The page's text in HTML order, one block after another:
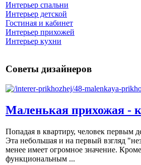
Интерьер спальни
Интерьер детской
Гостиная и кабинет
Интерьер прихожей
Интерьер кухни
Советы дизайнеров
Маленькая прихожая -
Попадая в квартиру, человек первым
Эта небольшая и на первый взгляд
менее имеет огромное значение.
функциональным ...